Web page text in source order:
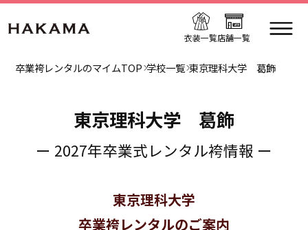
衣装一覧店舗一覧
卒業袴レンタルのマイムTOP 学校一覧 東京理科大学 葛飾
東京理科大学 葛飾
ー 2027年卒業式レンタル袴情報 ー
東京理科大学
卒業袴レンタルのご案内